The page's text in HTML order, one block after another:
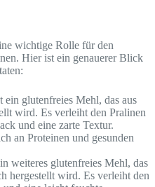
wichtige Rolle für den
Hier ist ein genauerer Blick
ein glutenfreies Mehl, das aus
wird. Es verleiht den Pralinen
und eine zarte Textur.
an Proteinen und gesunden
weiteres glutenfreies Mehl, das
hergestellt wird. Es verleiht den